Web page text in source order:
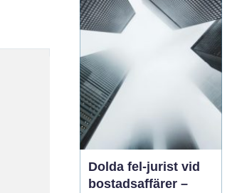
Dolda fel-jurist vid
bostadsaffärer –